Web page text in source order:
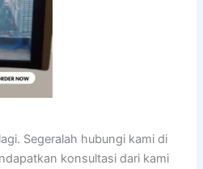
Segeralah hubungi kami di
konsultasi dari kami